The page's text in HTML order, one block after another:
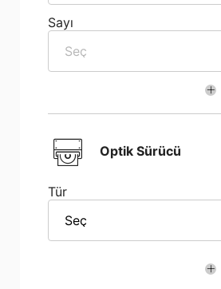
Sayı
Seç
Optik Sürücü
Tür
Seç